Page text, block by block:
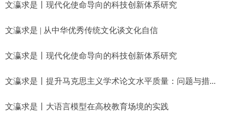
文瀛求是丨现代化使命导向的科技创新体系研究
文瀛求是 | 从中华优秀传统文化谈文化自信
文瀛求是丨现代化使命导向的科技创新体系研究
文瀛求是丨提升马克思主义学术论文水平质量：问题与措...
文瀛求是丨大语言模型在高校教育场境的实践